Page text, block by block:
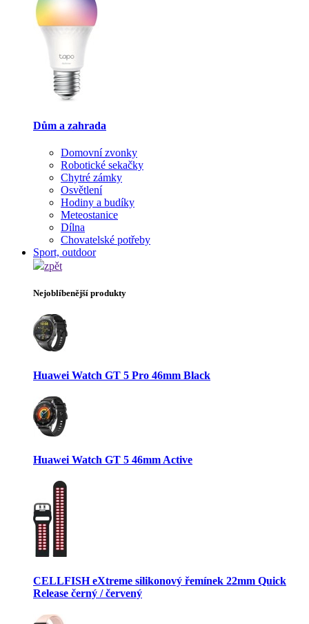
Dům a zahrada
Domovní zvonky
Robotické sekačky
Chytré zámky
Osvětlení
Hodiny a budíky
Meteostanice
Dílna
Chovatelské potřeby
Sport, outdoor
zpět
Nejoblíbenější produkty
Huawei Watch GT 5 Pro 46mm Black
Huawei Watch GT 5 46mm Active
CELLFISH eXtreme silikonový řemínek 22mm Quick
Release černý / červený